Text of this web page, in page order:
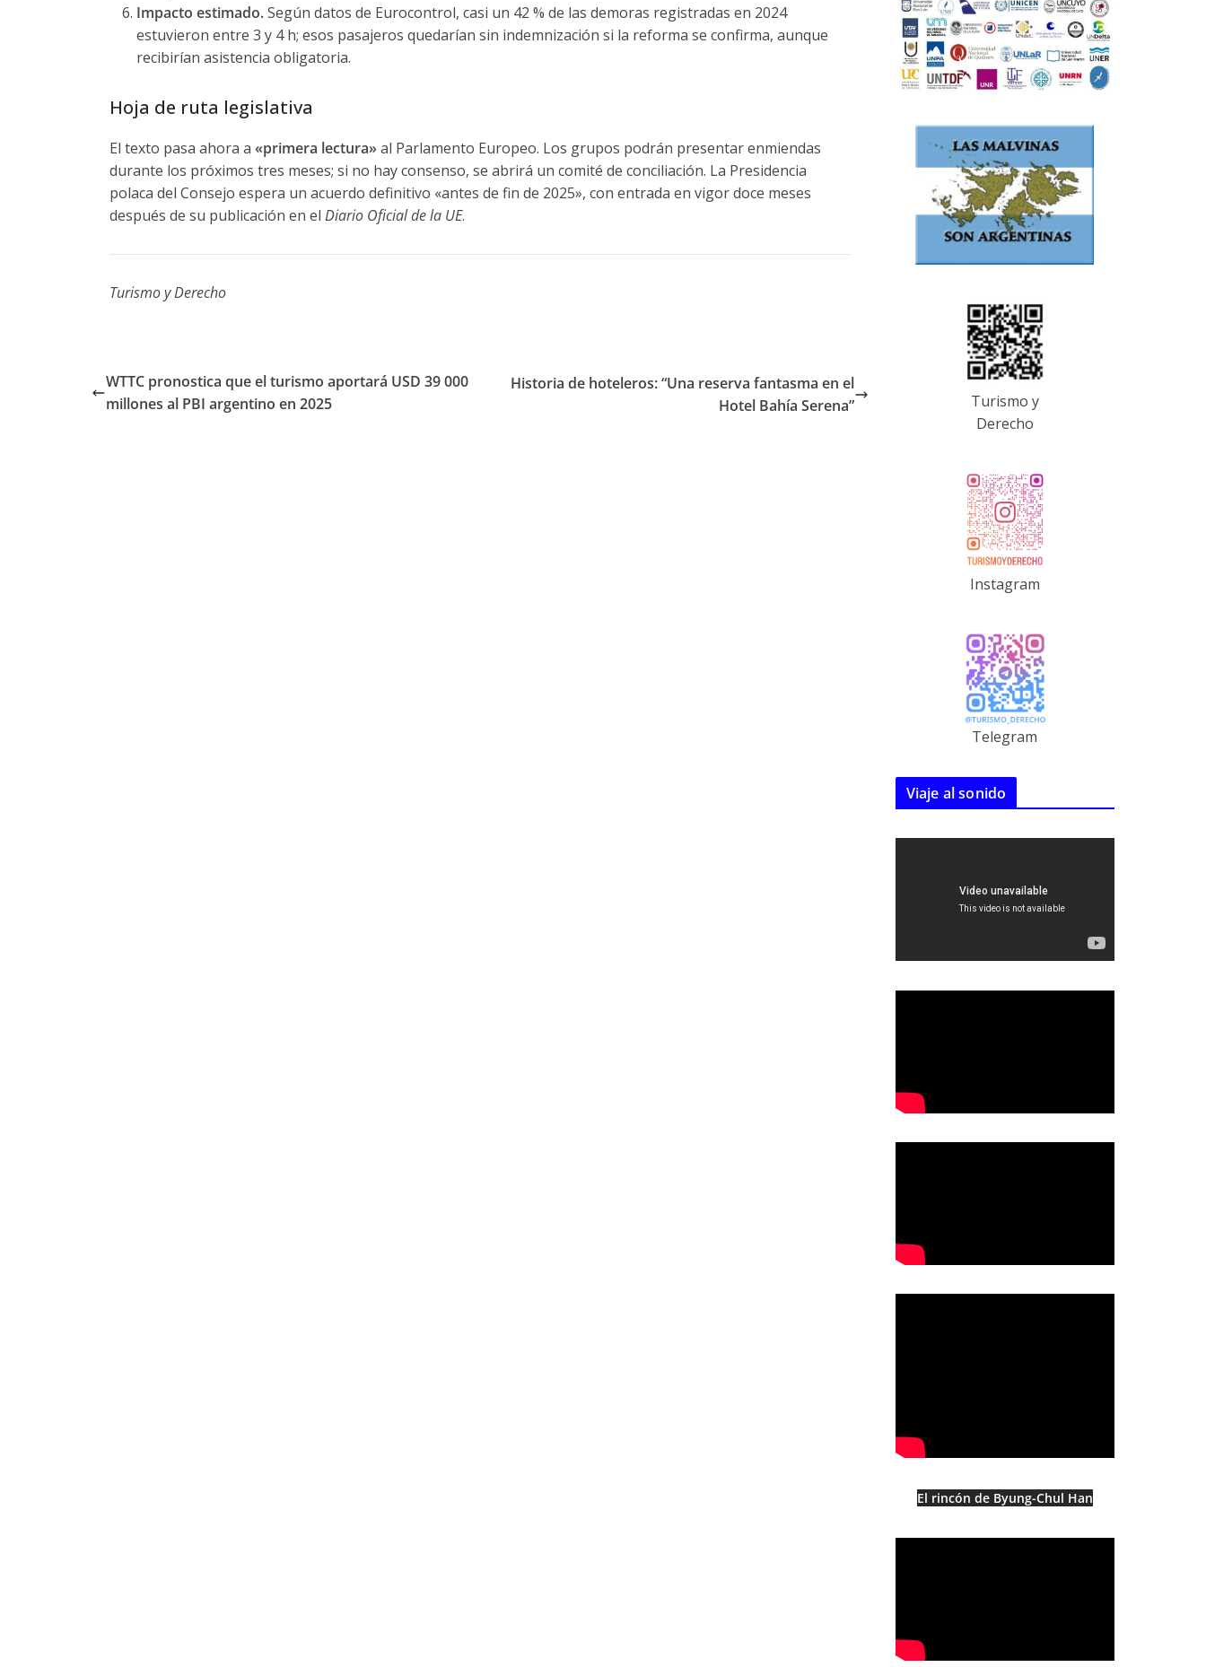
Impacto estimado.Según datos de Eurocontrol, casi un 42 % de las demoras registradas en 2024
estuvieron entre 3 y 4 h; esos pasajeros quedarían sin indemnización si la reforma se confirma, aunque
recibirían asistencia obligatoria.
Hoja de ruta legislativa
El texto pasa ahora a «primera lectura»al Parlamento Europeo. Los grupos podrán presentar enmiendas
durante los próximos tres meses; si no hay consenso, se abrirá un comité de conciliación. La Presidencia
polaca del Consejo espera un acuerdo definitivo «antes de fin de 2025», con entrada en vigor doce meses
después de su publicación en el Diario Oficial de la UE.
Turismo y Derecho
WTTC pronostica que el turismo aportará USD 39 000
millones al PBI argentino en 2025
Historia de hoteleros: “Una reserva fantasma en el
Hotel Bahía Serena”
Turismo y
Derecho
Instagram
Telegram
Viaje al sonido
El rincón de Byung-Chul Han